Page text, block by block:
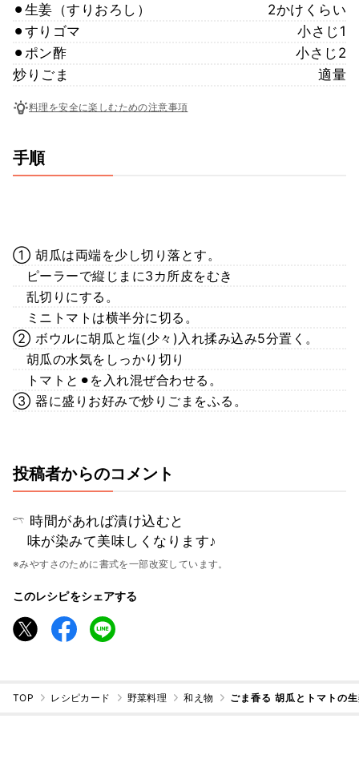
⚫︎生姜（すりおろし）
2かけくらい
⚫︎すりゴマ
小さじ1
⚫︎ポン酢
小さじ2
炒りごま
適量
料理を安全に楽しむための注意事項
手順
① 胡瓜は両端を少し切り落とす。
ピーラーで縦じまに3カ所皮をむき
乱切りにする。
ミニトマトは横半分に切る。
② ボウルに胡瓜と塩(少々)入れ揉み込み5分置く。
胡瓜の水気をしっかり切り
トマトと⚫︎を入れ混ぜ合わせる。
③ 器に盛りお好みで炒りごまをふる。
投稿者からのコメント
𓍼 時間があれば漬け込むと
味が染みて美味しくなります♪
※みやすさのために書式を一部改変しています。
このレシピをシェアする
TOP レシピカード 野菜料理 和え物 ごま香る 胡瓜とトマトの